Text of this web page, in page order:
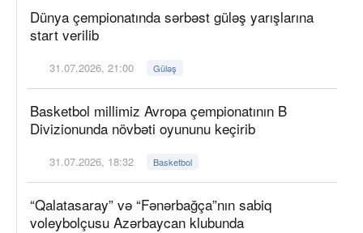
Dünya çempionatında sərbəst güləş yarışlarına
start verilib
31.07.2026, 21:00 Güləş
Basketbol millimiz Avropa çempionatının B
Divizionunda növbəti oyununu keçirib
31.07.2026, 18:32 Basketbol
“Qalatasaray” və “Fənərbağça”nın sabiq
voleybolçusu Azərbaycan klubunda